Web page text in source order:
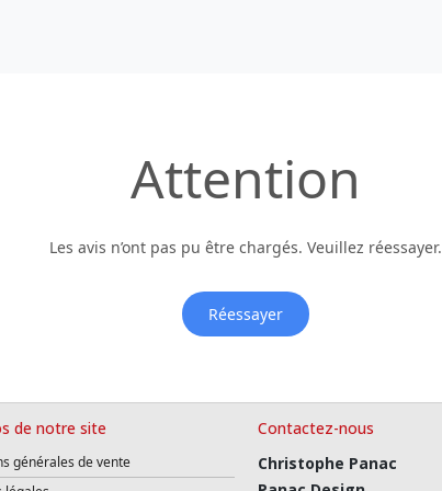
Attention
Les avis n’ont pas pu être chargés. Veuillez réessayer.
Réessayer
de notre site
générales de vente
Contactez-nous
Christophe Panac